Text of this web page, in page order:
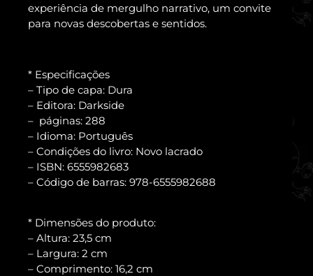
experiência de mergulho narrativo, um convite
para novas descobertas e sentidos.
* Especificações
– Tipo de capa: Dura
– Editora: Darkside
– páginas: 288
– Idioma: Português
– Condições do livro: Novo lacrado
– ISBN: 6555982683
– Código de barras: 978-6555982688
* Dimensões do produto:
– Altura: 23,5 cm
– Largura: 2 cm
– Comprimento: 16,2 cm